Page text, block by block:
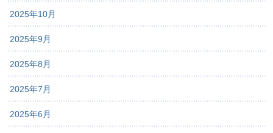
2025年10月
2025年9月
2025年8月
2025年7月
2025年6月